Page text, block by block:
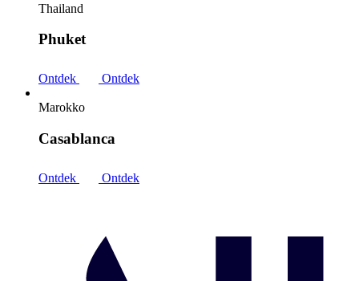
Thailand
Phuket
Ontdek Ontdek
Marokko
Casablanca
Ontdek Ontdek